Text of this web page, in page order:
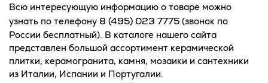
Всю интересующую информацию о товаре можно
узнать по телефону 8 (495) 023 7775 (звонок по
России бесплатный). В каталоге нашего сайта
представлен большой ассортимент керамической
плитки, керамогранита, камня, мозаики и сантехники
из Италии, Испании и Португалии.